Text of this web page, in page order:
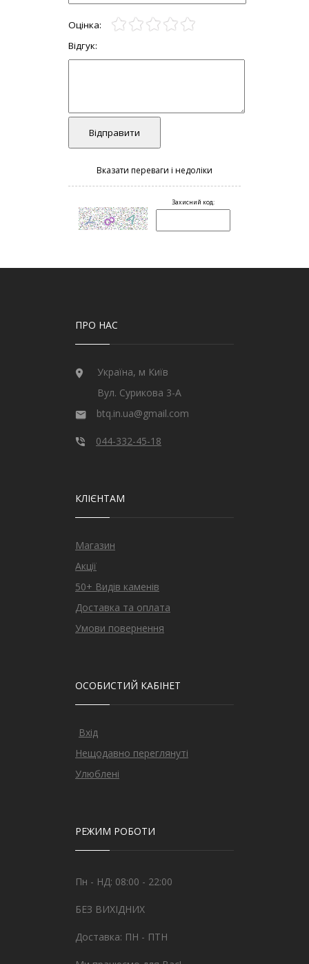
ПРО НАС
Україна, м Київ
Вул. Сурикова 3-А
btq.in.ua@gmail.com
044-332-45-18
КЛІЄНТАМ
Магазин
Акції
50+ Видів каменів
Доставка та оплата
Умови повернення
ОСОБИСТИЙ КАБІНЕТ
Вхід
Нещодавно переглянуті
Улюблені
РЕЖИМ РОБОТИ
Пн - НД: 08:00 - 22:00
БЕЗ ВИХІДНИХ
Доставка: ПН - ПТН